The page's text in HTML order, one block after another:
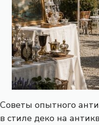
Советы опытного
в стиле деко на